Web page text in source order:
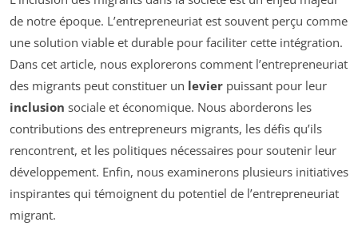
de notre époque. L’entrepreneuriat est souvent perçu comme
une solution viable et durable pour faciliter cette intégration.
Dans cet article, nous explorerons comment l’entrepreneuriat
des migrants peut constituer un levier puissant pour leur
inclusion sociale et économique. Nous aborderons les
contributions des entrepreneurs migrants, les défis qu’ils
rencontrent, et les politiques nécessaires pour soutenir leur
développement. Enfin, nous examinerons plusieurs initiatives
inspirantes qui témoignent du potentiel de l’entrepreneuriat
migrant.